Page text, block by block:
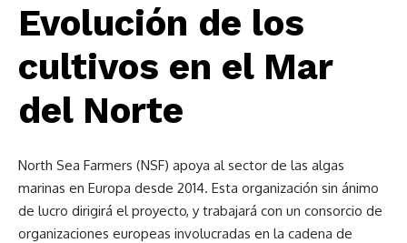
Evolución de los
cultivos en el Mar
del Norte
North Sea Farmers (NSF) apoya al sector de las algas
marinas en Europa desde 2014. Esta organización sin ánimo
de lucro dirigirá el proyecto, y trabajará con un consorcio de
organizaciones europeas involucradas en la cadena de